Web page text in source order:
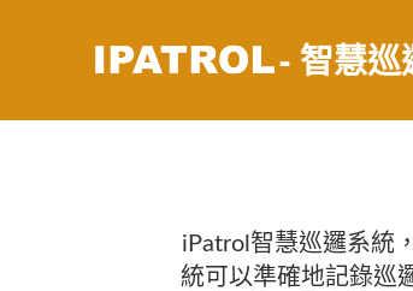
- 智慧巡
iPatrol智慧巡邏系統
統可以準確地記錄巡